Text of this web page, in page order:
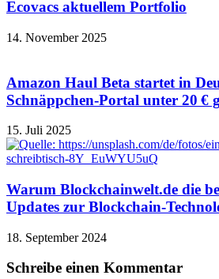
Ecovacs aktuellem Portfolio
14. November 2025
Amazon Haul Beta startet in
Schnäppchen-Portal unter 20 €
15. Juli 2025
Warum Blockchainwelt.de die
Updates zur Blockchain-
18. September 2024
Schreibe einen Kommentar